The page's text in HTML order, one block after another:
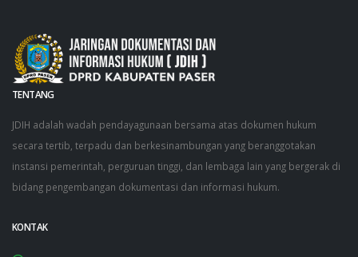
TENTANG
JDIH adalah wadah pendayagunaan bersama atas dokumen hukum
secara tertib, terpadu dan berkesinambungan yang beranggotakan
instansi pemerintah, perguruan tinggi, dan lembaga lain yang bergerak di
bidang pengembangan dokumentasi dan informasi hukum.
KONTAK